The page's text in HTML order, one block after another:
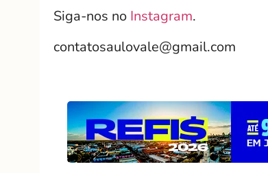
Siga-nos no Instagram.
contatosaulovale@gmail.com